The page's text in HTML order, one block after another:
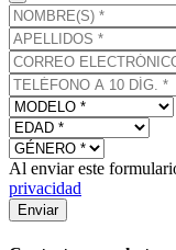
Al enviar este
privacidad
Enviar